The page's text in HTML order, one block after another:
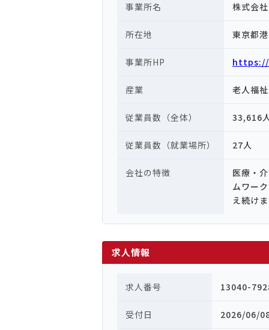
事業所名 株式会
所在地 東京都
事業所HP https://
産業 老人福
従業員数（全体） 33,616
従業員数（就業場所） 27人
会社の特徴
医療・
ムワー
え続け
求人情報
求人番号 13040-
受付日 2026/06/